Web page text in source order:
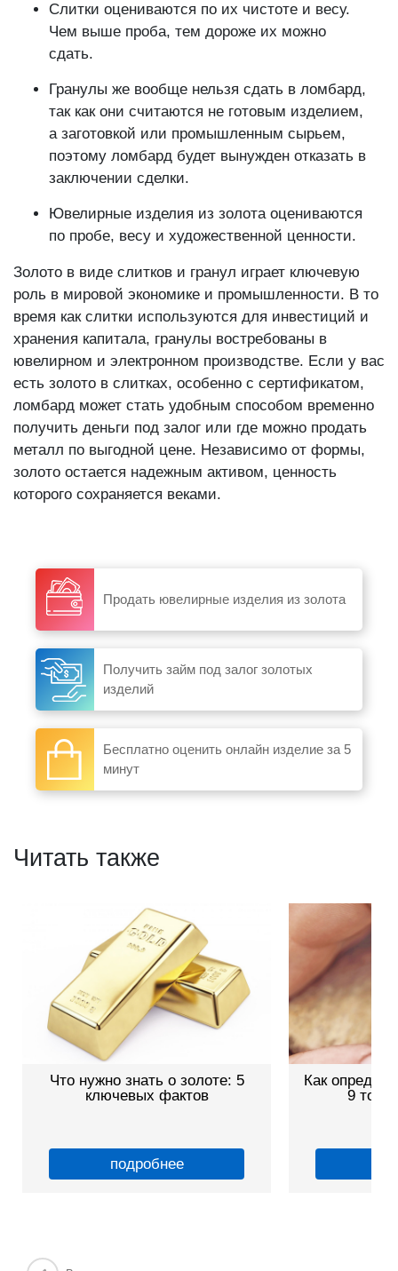
Слитки оцениваются по их чистоте и весу.
Чем выше проба, тем дороже их можно
сдать.
Гранулы же вообще нельзя сдать в ломбард,
так как они считаются не готовым изделием,
а заготовкой или промышленным сырьем,
поэтому ломбард будет вынужден отказать в
заключении сделки.
Ювелирные изделия из золота оцениваются
по пробе, весу и художественной ценности.
Золото в виде слитков и гранул играет ключевую
роль в мировой экономике и промышленности. В то
время как слитки используются для инвестиций и
хранения капитала, гранулы востребованы в
ювелирном и электронном производстве. Если у вас
есть золото в слитках, особенно с сертификатом,
ломбард может стать удобным способом временно
получить деньги под залог или где можно продать
металл по выгодной цене. Независимо от формы,
золото остается надежным активом, ценность
которого сохраняется веками.
Продать ювелирные изделия из золота
Получить займ под залог золотых
изделий
Бесплатно оценить онлайн изделие за 5
минут
Читать также
Что нужно знать о золоте: 5
ключевых фактов
подробнее
Как
9